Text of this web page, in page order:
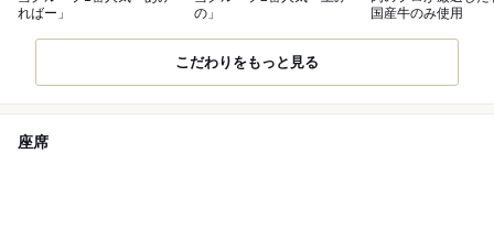
ればー」
の」
国産牛のみ使用
こだわりをもっと見る
座席